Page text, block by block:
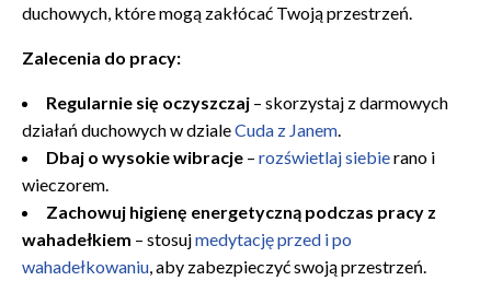
duchowych, które mogą zakłócać Twoją przestrzeń.
Zalecenia do pracy:
Regularnie się oczyszczaj – skorzystaj z darmowych
działań duchowych w dzialeCuda z Janem
Dbaj o wysokie wibracje – rozświetlaj siebierano i
wieczorem.
Zachowuj higienę energetyczną podczas pracy z
wahadełkiem – stosujmedytację przed i po
wahadełkowaniu , aby zabezpieczyć swoją przestrzeń.